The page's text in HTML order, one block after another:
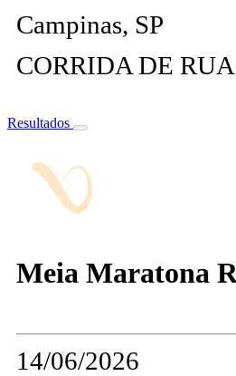
Campinas, SP
CORRIDA DE RUA
Resultados
Meia Maratona
14/06/2026